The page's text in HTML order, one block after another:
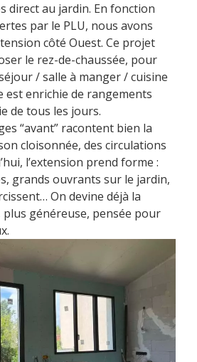
direct au jardin. En fonction
par le PLU, nous avons
côté Ouest. Ce projet
le rez-de-chaussée, pour
/ salle à manger / cuisine
est enrichie de rangements
de tous les jours.
“avant” racontent bien la
cloisonnée, des circulations
l’extension prend forme :
grands ouvrants sur le jardin,
On devine déjà la
généreuse, pensée pour